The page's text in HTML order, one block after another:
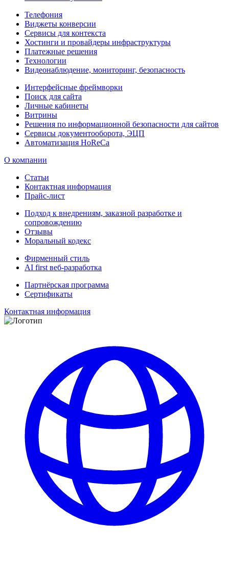
Телефония
Виджеты конверсии
Сервисы для контекста
Хостинги и провайдеры инфраструктуры
Платежные решения
Технологии
Видеонаблюдение, мониторинг, безопасность
Интерфейсные фреймворки
Поиск для сайта
Личные кабинеты
Витрины
Решения по информационной безопасности для сайтов
Сервисы документооборота, ЭЦП
Автоматизация HoReCa
О компании
Статьи
Контактная информация
Прайс-лист
Подход к внедрениям, заказной разработке и
сопровождению
Отзывы
Моральный кодекс
Фирменный стиль
AI first веб-разработка
Партнёрская программа
Сертификаты
Контактная информация